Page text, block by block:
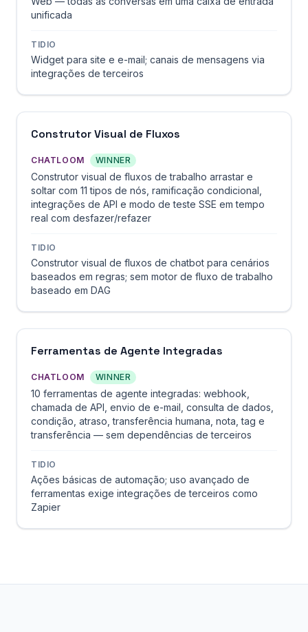
unificada
TIDIO
Widget para site e e-mail; canais de mensagens via
integrações de terceiros
Construtor Visual de Fluxos
CHATLOOM WINNER
Construtor visual de fluxos de trabalho arrastar e
soltar com 11 tipos de nós, ramificação condicional,
integrações de API e modo de teste SSE em tempo
real com desfazer/refazer
TIDIO
Construtor visual de fluxos de chatbot para cenários
baseados em regras; sem motor de fluxo de trabalho
baseado em DAG
Ferramentas de Agente Integradas
CHATLOOM WINNER
10 ferramentas de agente integradas: webhook,
chamada de API, envio de e-mail, consulta de dados,
condição, atraso, transferência humana, nota, tag e
transferência — sem dependências de terceiros
TIDIO
Ações básicas de automação; uso avançado de
ferramentas exige integrações de terceiros como
Zapier